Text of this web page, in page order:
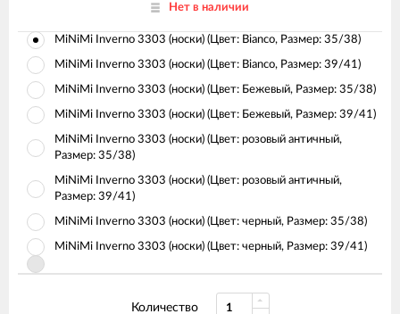
Нет в наличии
MiNiMi Inverno 3303 (носки) (Цвет: Bianco, Размер: 35/38)
MiNiMi Inverno 3303 (носки) (Цвет: Bianco, Размер: 39/41)
MiNiMi Inverno 3303 (носки) (Цвет: Бежевый, Размер: 35/38)
MiNiMi Inverno 3303 (носки) (Цвет: Бежевый, Размер: 39/41)
MiNiMi Inverno 3303 (носки) (Цвет: розовый античный,
Размер: 35/38)
MiNiMi Inverno 3303 (носки) (Цвет: розовый античный,
Размер: 39/41)
MiNiMi Inverno 3303 (носки) (Цвет: черный, Размер: 35/38)
MiNiMi Inverno 3303 (носки) (Цвет: черный, Размер: 39/41)
Количество